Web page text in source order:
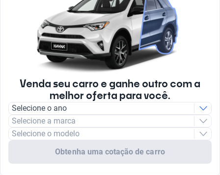
Venda seu carro e ganhe outro com a
melhor oferta para você.
Selecione o ano
Selecione a marca
Selecione o modelo
Obtenha uma cotação de carro